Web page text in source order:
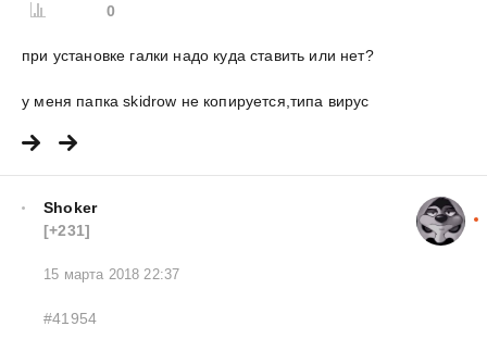
0
при установке галки надо куда ставить или нет?
у меня папка skidrow не копируется,типа вирус
Shoker
[+231]
15 марта 2018 22:37
#41954